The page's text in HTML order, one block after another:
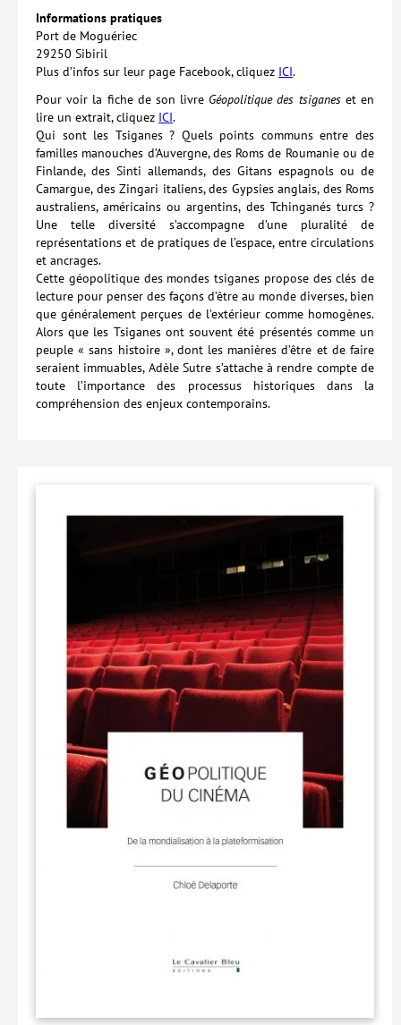
Informations pratiques
Port de Moguériec
29250 Sibiril
Plus d’infos sur leur page Facebook, cliquez ICI.
Pour voir la fiche de son livre Géopolitique des tsiganeset en
lire un extrait, cliquez ICI.
Qui sont les Tsiganes ? Quels points communs entre des
familles manouches d’Auvergne, des Roms de Roumanie ou de
Finlande, des Sinti allemands, des Gitans espagnols ou de
Camargue, des Zingari italiens, des Gypsies anglais, des Roms
australiens, américains ou argentins, des Tchinganés turcs ?
Une telle diversité s’accompagne d’une pluralité de
représentations et de pratiques de l’espace, entre circulations
et ancrages.
Cette géopolitique des mondes tsiganes propose des clés de
lecture pour penser des façons d’être au monde diverses, bien
que généralement perçues de l’extérieur comme homogènes.
Alors que les Tsiganes ont souvent été présentés comme un
peuple « sans histoire », dont les manières d’être et de faire
seraient immuables, Adèle Sutre s’attache à rendre compte de
toute l’importance des processus historiques dans la
compréhension des enjeux contemporains.